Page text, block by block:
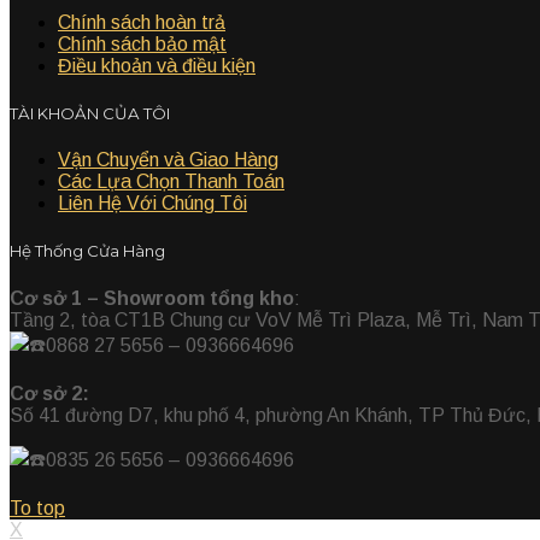
Chính sách hoàn trả
Chính sách bảo mật
Điều khoản và điều kiện
TÀI KHOẢN CỦA TÔI
Vận Chuyển và Giao Hàng
Các Lựa Chọn Thanh Toán
Liên Hệ Với Chúng Tôi
Hệ Thống Cửa Hàng
Cơ sở 1 – Showroom tổng kho:
Tầng 2, tòa CT1B Chung cư VoV Mễ Trì Plaza, Mễ Trì, Nam
0868 27 5656 – 0936664696
Cơ sở 2:
Số 41 đường D7, khu phố 4, phường An Khánh, TP Thủ Đức,
0835 26 5656 – 0936664696
To top
X